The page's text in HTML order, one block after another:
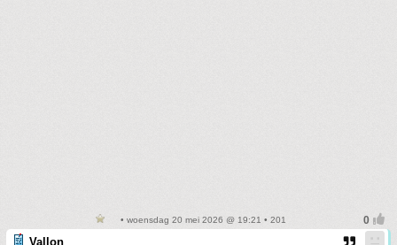
• woensdag 20 mei 2026 @ 19:21 • 201
Vallon